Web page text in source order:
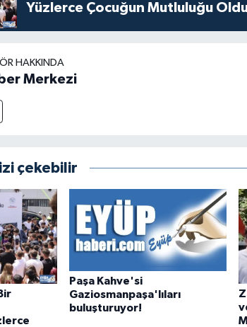
Yüzlerce Çocuğun Mutluluğu
HAKKINDA
Merkezi
çekebilir
Paşa Kahve'si
Gaziosmanpaşa'lıları
buluşturuyor!